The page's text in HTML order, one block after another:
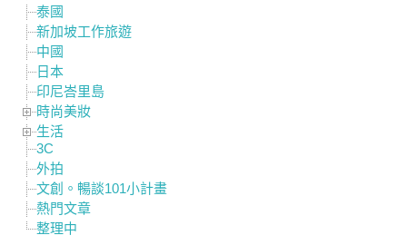
泰國
新加坡工作旅遊
中國
日本
印尼峇里島
時尚美妝
生活
3C
外拍
文創。暢談101小計畫
熱門文章
整理中